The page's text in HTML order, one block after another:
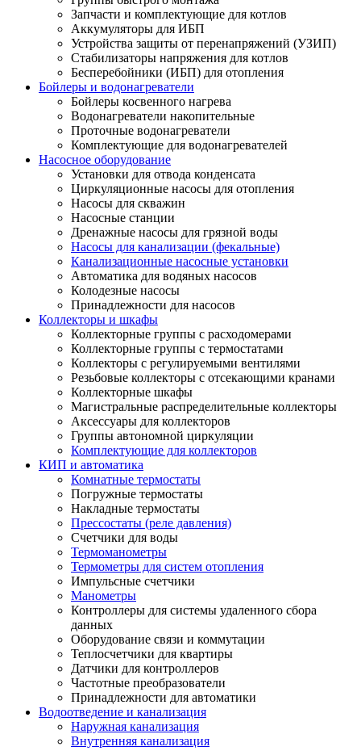
Запчасти и комплектующие для котлов
Аккумуляторы для ИБП
Устройства защиты от перенапряжений (УЗИП)
Стабилизаторы напряжения для котлов
Бесперебойники (ИБП) для отопления
Бойлеры и водонагреватели
Бойлеры косвенного нагрева
Водонагреватели накопительные
Проточные водонагреватели
Комплектующие для водонагревателей
Насосное оборудование
Установки для отвода конденсата
Циркуляционные насосы для отопления
Насосы для скважин
Насосные станции
Дренажные насосы для грязной воды
Насосы для канализации (фекальные)
Канализационные насосные установки
Автоматика для водяных насосов
Колодезные насосы
Принадлежности для насосов
Коллекторы и шкафы
Коллекторные группы с расходомерами
Коллекторные группы с термостатами
Коллекторы с регулируемыми вентилями
Резьбовые коллекторы с отсекающими кранами
Коллекторные шкафы
Магистральные распределительные коллекторы
Аксессуары для коллекторов
Группы автономной циркуляции
Комплектующие для коллекторов
КИП и автоматика
Комнатные термостаты
Погружные термостаты
Накладные термостаты
Прессостаты (реле давления)
Счетчики для воды
Термоманометры
Термометры для систем отопления
Импульсные счетчики
Манометры
Контроллеры для системы удаленного сбора
данных
Оборудование связи и коммутации
Теплосчетчики для квартиры
Датчики для контроллеров
Частотные преобразователи
Принадлежности для автоматики
Водоотведение и канализация
Наружная канализация
Внутренняя канализация